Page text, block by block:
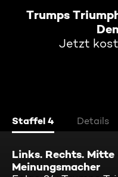
Trumps
Jetzt
Staffel 4 Details
Links. Rechts.
Meinungsmacher